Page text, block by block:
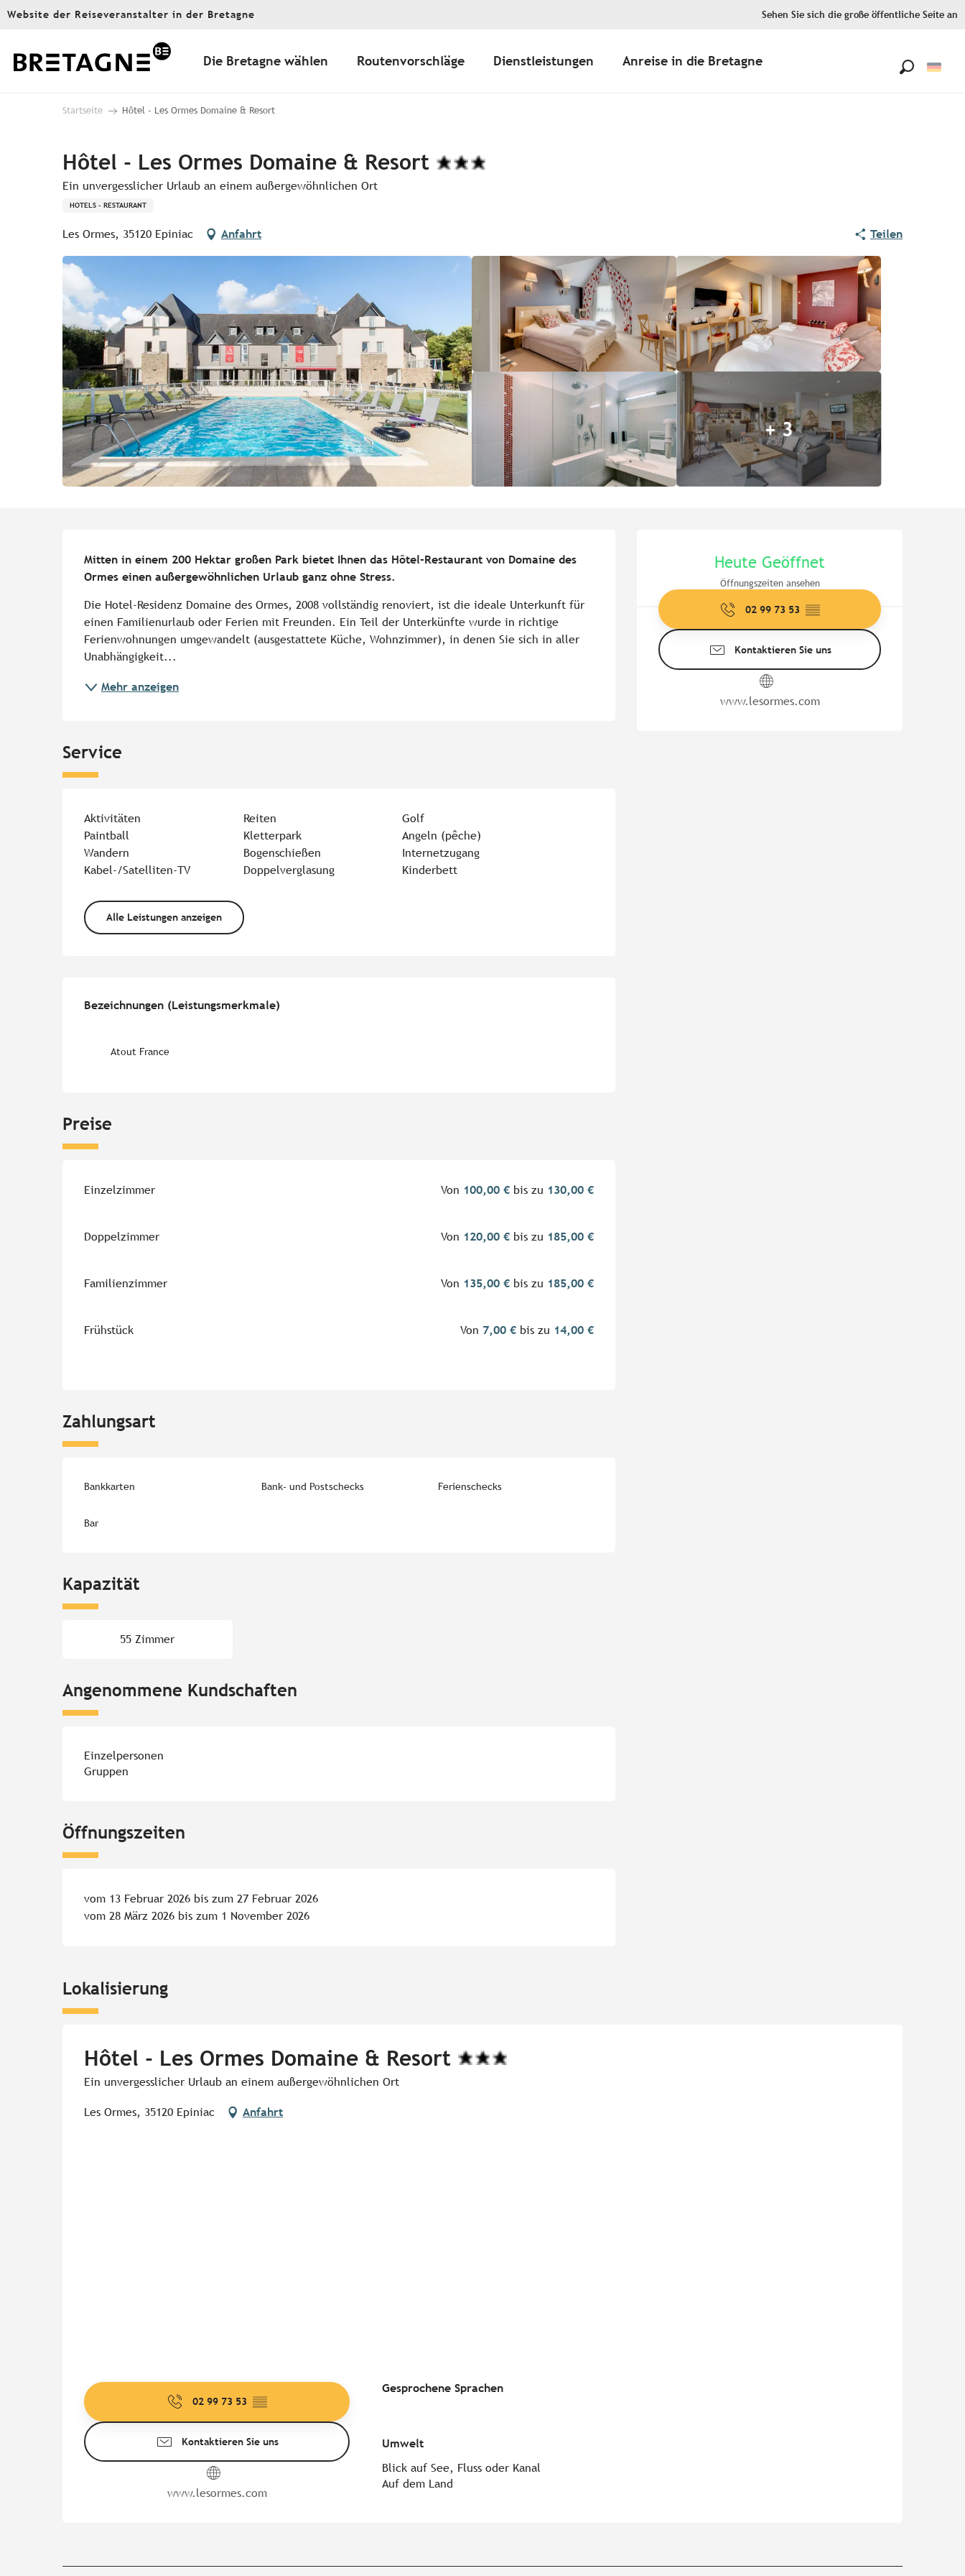
Aller
principal
Website der Reiseveranstalter in der Bretagne Sehen Sie sich die große öffentliche Seite an
Die Bretagne wählen Routenvorschläge Dienstleistungen Anreise in die Bretagne
Startseite Hôtel - Les Ormes Domaine & Resort
Hôtel - Les Ormes Domaine & Resort
Ein unvergesslicher Urlaub an einem außergewöhnlichen Ort
HOTELS - RESTAURANT
Les Ormes, 35120 Epiniac Anfahrt Teilen
+ 3
Heute Geöffnet
Öffnungszeiten ansehen
02 99 73 53 ▒▒
Kontaktieren Sie uns
www.lesormes.com
Mitten in einem 200 Hektar großen Park bietet Ihnen das Hôtel-Restaurant von Domaine des
Ormes einen außergewöhnlichen Urlaub ganz ohne Stress.
Die Hotel-Residenz Domaine des Ormes, 2008 vollständig renoviert, ist die ideale Unterkunft für
einen Familienurlaub oder Ferien mit Freunden. Ein Teil der Unterkünfte wurde in richtige
Ferienwohnungen umgewandelt (ausgestattete Küche, Wohnzimmer), in denen Sie sich in aller
Unabhängigkeit...
Mehr anzeigen
Service
Aktivitäten Reiten
Golf
Paintball
Kletterpark
Angeln (pêche)
Wandern
Bogenschießen
Internetzugang
Kabel-/Satelliten-TV
Doppelverglasung Kinderbett
Alle Leistungen anzeigen
Bezeichnungen (Leistungsmerkmale)
Bezeichnungen (Leistungsmerkmale)
Atout France
Preise
Einzelzimmer Von 100,00 € bis zu 130,00 €
Doppelzimmer Von 120,00 € bis zu 185,00 €
Familienzimmer Von 135,00 € bis zu 185,00 €
Frühstück Von 7,00 € bis zu 14,00 €
Zahlungsart
Bankkarten Bank- und Postschecks Ferienschecks
Bar
Kapazität
55 Zimmer
Angenommene Kundschaften
Einzelpersonen
Gruppen
Öffnungszeiten
vom 13 Februar 2026 bis zum 27 Februar 2026
vom 28 März 2026 bis zum 1 November 2026
Lokalisierung
Hôtel - Les Ormes Domaine & Resort
Ein unvergesslicher Urlaub an einem außergewöhnlichen Ort
Les Ormes, 35120 Epiniac Anfahrt
02 99 73 53 ▒▒
Kontaktieren Sie uns
www.lesormes.com
Gesprochene Sprachen
Gesprochene Sprachen
Umwelt
Umwelt
Blick auf See, Fluss oder Kanal
Auf dem Land